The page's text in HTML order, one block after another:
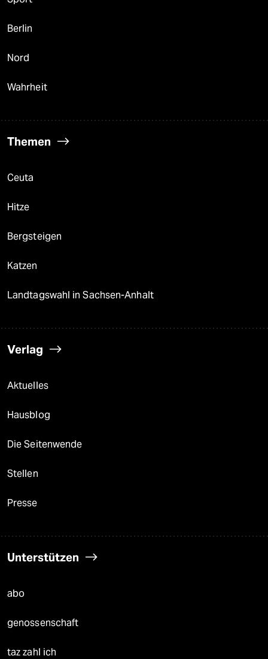
Berlin
Nord
Wahrheit
Themen
Ceuta
Hitze
Bergsteigen
Katzen
Landtagswahl in Sachsen-Anhalt
Verlag
Aktuelles
Hausblog
Die Seitenwende
Stellen
Presse
Unterstützen
abo
genossenschaft
taz zahl ich